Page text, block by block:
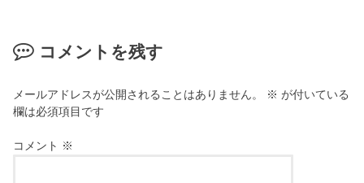
コメントを残す
メールアドレスが公開されることはありません。 ※ が付いている
欄は必須項目です
コメント ※